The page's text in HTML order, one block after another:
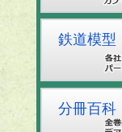
鉄道模型
分冊百科